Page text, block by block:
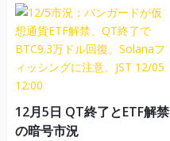
12月5日 QT終了とETF解禁
の暗号市況